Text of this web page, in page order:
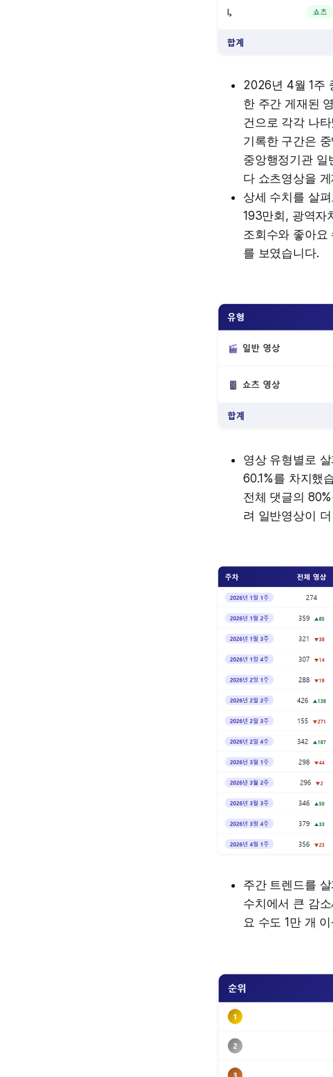
2026년 4월 1주
한 주간 게재된
건으로 각각 나
기록한 구간은
중앙행정기관 일
다 쇼츠영상을
상세 수치를 살
193만회, 광역자
조회수와 좋아요
를 보였습니다.
영상 유형별로
60.1%를 차지했
전체 댓글의
려 일반영상이
주간 트렌드를
수치에서 큰 감
요 수도 1만 개